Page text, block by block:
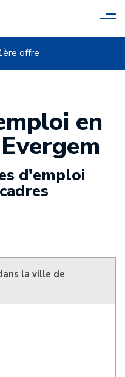
offre
en
d'emploi
la ville de